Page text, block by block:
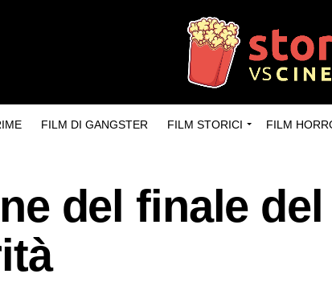
FILM DI GANGSTER FILM STORICI FILM
del finale